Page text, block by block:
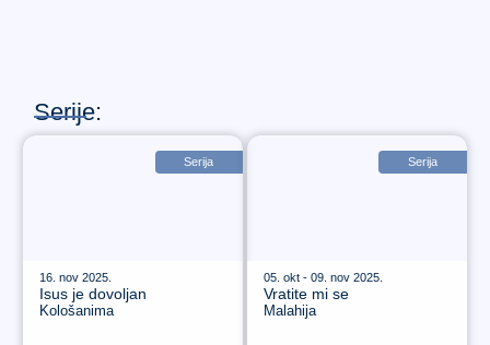
Serije:
Serija
16. nov 2025.
Isus je dovoljan
Kološanima
Serija
05. okt - 09. nov 2025.
Vratite mi se
Malahija